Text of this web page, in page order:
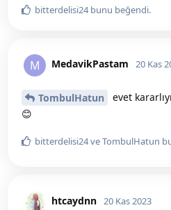
bitterdelisi24bunu beğendi.
M MedavikPastam 20 Kas
TombulHatun
evet
😊
bitterdelisi24veTombulHatun
htcaydnn 20 Kas 2023